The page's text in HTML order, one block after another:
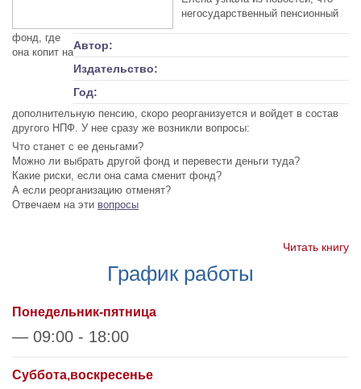
Автор:
Издательство:
Год:
негосударственный пенсионный
фонд, где
она копит на
дополнительную пенсию, скоро реорганизуется и войдет в состав
другого НПФ. У нее сразу же возникли вопросы:
Что станет с ее деньгами?
Можно ли выбрать другой фонд и перевести деньги туда?
Какие риски, если она сама сменит фонд?
А если реорганизацию отменят?
Отвечаем на эти вопросы
Читать книгу
График работы
Понедельник-пятница
— 09:00 - 18:00
Суббота,воскресенье